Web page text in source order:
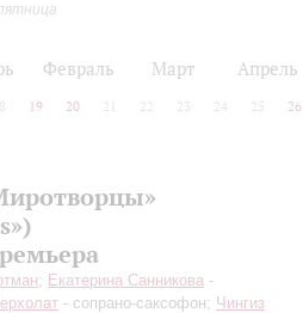
Февраль Март Апрель
18 19 20 21 22 23 24 25 26
; Екатерина Санникова -
- сопрано-саксофон; Чингиз